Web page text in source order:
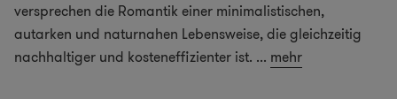
versprechen die Romantik einer minimalistischen,
autarken und naturnahen Lebensweise, die gleichzeitig
nachhaltiger und kosteneffizienter ist. ... mehr